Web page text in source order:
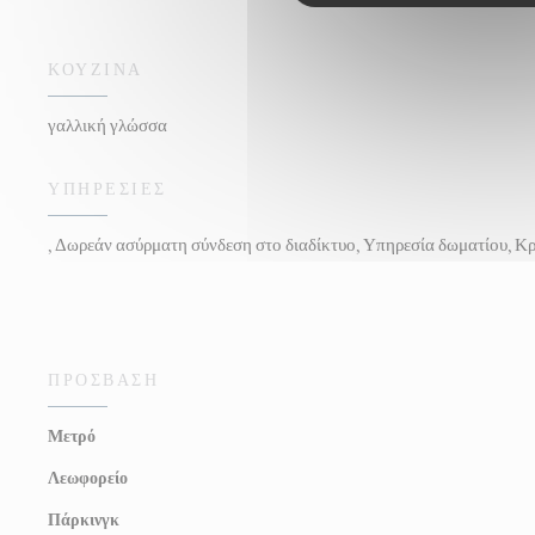
ΚΟΥΖΊΝΑ
γαλλική γλώσσα
ΥΠΗΡΕΣΊΕΣ
, Δωρεάν ασύρματη σύνδεση στο διαδίκτυο, Υπηρεσία δωματίου,
ΠΡΌΣΒΑΣΗ
Μετρό
Λεωφορείο
Πάρκινγκ